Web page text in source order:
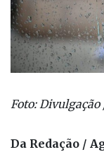
Foto: Divulgação /